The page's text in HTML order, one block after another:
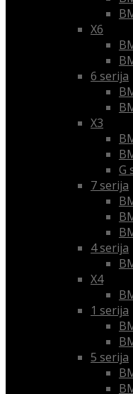
X6
6 serija
X3
G
7 serija
4 serija
X4
1 serija
5 serija